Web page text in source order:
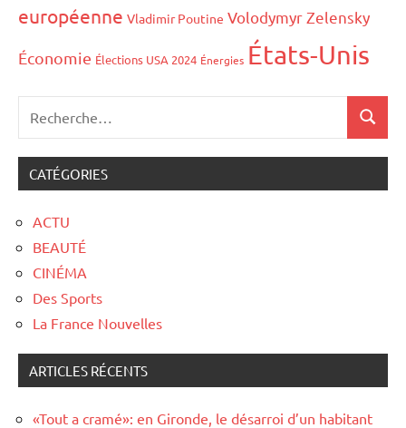
européenne Vladimir Poutine Volodymyr Zelensky
Économie Élections USA 2024 Énergies États-Unis
CATÉGORIES
ACTU
BEAUTÉ
CINÉMA
Des Sports
La France Nouvelles
ARTICLES RÉCENTS
«Tout a cramé»: en Gironde, le désarroi d’un habitant